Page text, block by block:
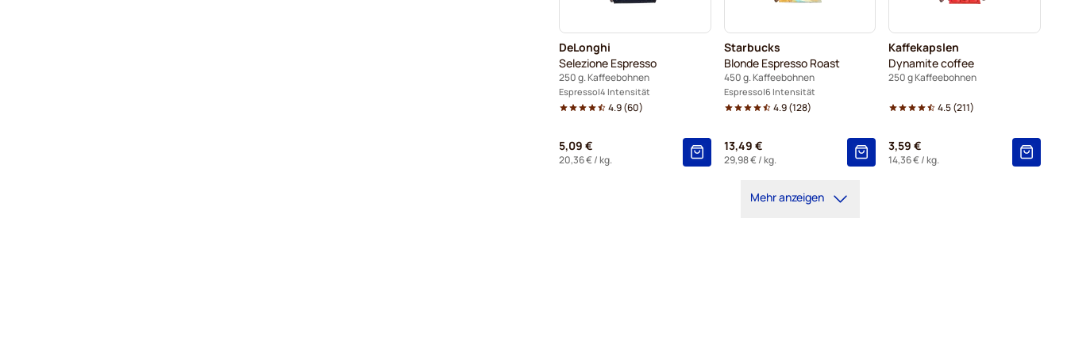
DeLonghi
Selezione Espresso
250 g. Kaffeebohnen
Espresso 4 Intensität
4.9(60)
5,09 €
20,36 €/ kg.
Starbucks
Blonde Espresso Roast
450 g. Kaffeebohnen
Espresso 6 Intensität
4.9(128)
13,49 €
29,98 €/ kg.
Kaffekapslen
Dynamite coffee
250 g Kaffeebohnen
4.5(211)
3,59 €
14,36 €/ kg.
Mehr anzeigen